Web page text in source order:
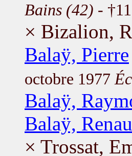
Bains (42) -
× Bizalion,
Balaÿ, Pierre
octobre 1977
Balaÿ,
Balaÿ,
× Trossat,